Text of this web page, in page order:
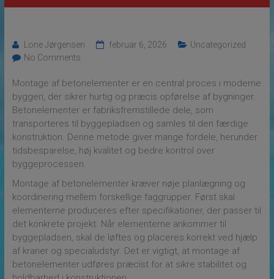
Lone Jørgensen februar 6, 2026
Uncategorized
No Comments
Montage af betonelementer er en central proces i moderne
byggeri, der sikrer hurtig og præcis opførelse af bygninger.
Betonelementer er fabriksfremstillede dele, som
transporteres til byggepladsen og samles til den færdige
konstruktion. Denne metode giver mange fordele, herunder
tidsbesparelse, høj kvalitet og bedre kontrol over
byggeprocessen.
Montage af betonelementer kræver nøje planlægning og
koordinering mellem forskellige faggrupper. Først skal
elementerne produceres efter specifikationer, der passer til
det konkrete projekt. Når elementerne ankommer til
byggepladsen, skal de løftes og placeres korrekt ved hjælp
af kraner og specialudstyr. Det er vigtigt, at montage af
betonelementer udføres præcist for at sikre stabilitet og